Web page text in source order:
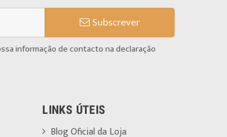
Subscrever
informação de contacto na declaração
LINKS ÚTEIS
Blog Oficial da Loja